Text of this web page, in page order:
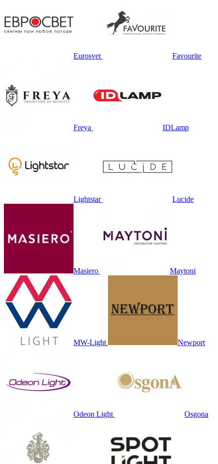
Eurosvet Favourite
Freya IDLamp
Lightstar Lucide
Masiero Maytoni
MW-Light Newport
Odeon Light Osgona